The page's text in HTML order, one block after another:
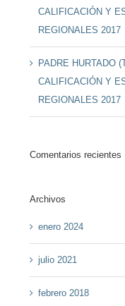
CALIFICACIÓN Y
REGIONALES 2017
PADRE HURTADO
CALIFICACIÓN Y
REGIONALES 2017
Comentarios recientes
Archivos
enero 2024
julio 2021
febrero 2018